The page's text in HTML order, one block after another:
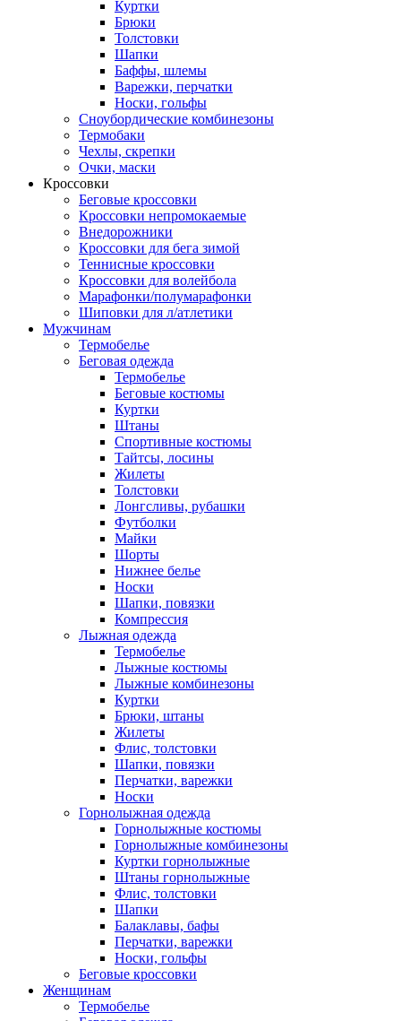
Куртки
Брюки
Толстовки
Шапки
Баффы, шлемы
Варежки, перчатки
Носки, гольфы
Сноубордические комбинезоны
Термобаки
Чехлы, скрепки
Очки, маски
Кроссовки
Беговые кроссовки
Кроссовки непромокаемые
Внедорожники
Кроссовки для бега зимой
Теннисные кроссовки
Кроссовки для волейбола
Марафонки/полумарафонки
Шиповки для л/атлетики
Мужчинам
Термобелье
Беговая одежда
Термобелье
Беговые костюмы
Куртки
Штаны
Спортивные костюмы
Тайтсы, лосины
Жилеты
Толстовки
Лонгсливы, рубашки
Футболки
Майки
Шорты
Нижнее белье
Носки
Шапки, повязки
Компрессия
Лыжная одежда
Термобелье
Лыжные костюмы
Лыжные комбинезоны
Куртки
Брюки, штаны
Жилеты
Флис, толстовки
Шапки, повязки
Перчатки, варежки
Носки
Горнолыжная одежда
Горнолыжные костюмы
Горнолыжные комбинезоны
Куртки горнолыжные
Штаны горнолыжные
Флис, толстовки
Шапки
Балаклавы, бафы
Перчатки, варежки
Носки, гольфы
Беговые кроссовки
Женщинам
Термобелье